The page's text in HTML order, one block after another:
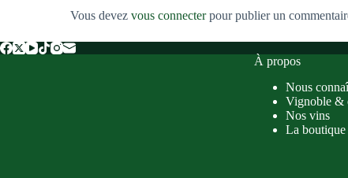
Vous devez vous connecterpour publier un
À propos
Nous
Vignoble &
Nos vins
La boutique